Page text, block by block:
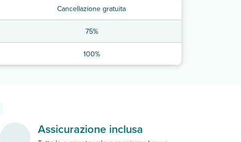
Cancellazione gratuita
75%
100%
Assicurazione inclusa